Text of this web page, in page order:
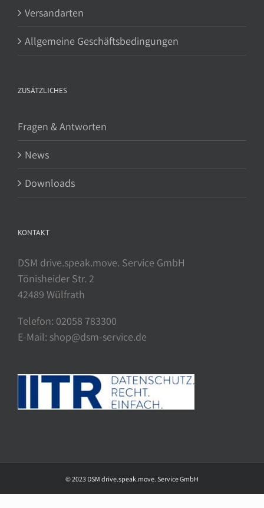
Versandarten
Allgemeine Geschäftsbedingungen
ZUSÄTZLICHES
Fragen & Antworten
News
Downloads
KONTAKT
DSM drive.speak.move. Service GmbH
Tönisheider Str. 2
42489 Wülfrath
Telefon: 02058 783300
E-Mail: shop@dsm-service.de
© 2023 DSM drive.speak.move. Service GmbH